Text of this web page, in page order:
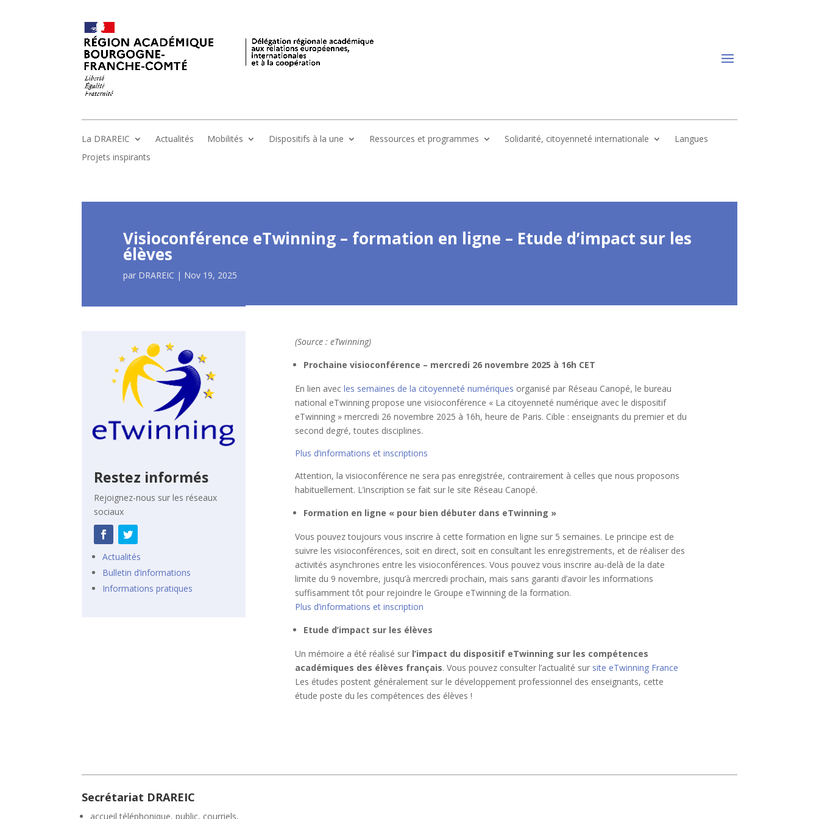
La DRAREIC Actualités Mobilités Dispositifs à la une Ressources et programmes Solidarité, citoyenneté internationale
Langues
Projets inspirants
Visioconférence eTwinning – formation en ligne – Etude d’impact sur les
élèves
par DRAREIC | Nov 19, 2025
Restez informés
Rejoignez-nous sur les réseaux
sociaux
Actualités
Bulletin d’informations
Informations pratiques
(Source : eTwinning)
Prochaine visioconférence – mercredi 26 novembre 2025 à 16h CET
En lien avec les semaines de la citoyenneté numériques organisé par Réseau Canopé, le bureau
national eTwinning propose une visioconférence « La citoyenneté numérique avec le dispositif
eTwinning » mercredi 26 novembre 2025 à 16h, heure de Paris. Cible : enseignants du premier et du
second degré, toutes disciplines.
Plus d’informations et inscriptions
Attention, la visioconférence ne sera pas enregistrée, contrairement à celles que nous proposons
habituellement. L’inscription se fait sur le site Réseau Canopé.
Formation en ligne « pour bien débuter dans eTwinning »
Vous pouvez toujours vous inscrire à cette formation en ligne sur 5 semaines. Le principe est de
suivre les visioconférences, soit en direct, soit en consultant les enregistrements, et de réaliser des
activités asynchrones entre les visioconférences. Vous pouvez vous inscrire au-delà de la date
limite du 9 novembre, jusqu’à mercredi prochain, mais sans garanti d’avoir les informations
suffisamment tôt pour rejoindre le Groupe eTwinning de la formation.
Plus d’informations et inscription
Etude d’impact sur les élèves
Un mémoire a été réalisé sur l’impact du dispositif eTwinning sur les compétences
académiques des élèves français. Vous pouvez consulter l’actualité sursite eTwinning France
Les études postent généralement sur le développement professionnel des enseignants, cette
étude poste du les compétences des élèves !
Secrétariat DRAREIC
accueil téléphonique, public, courriels,